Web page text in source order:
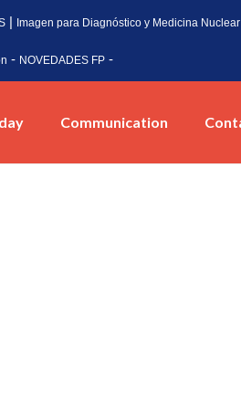
| Imagen para Diagnóstico y Medicina Nuclear
- NOVEDADES FP -
Communication